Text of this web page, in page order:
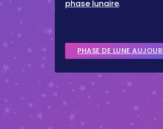
phase lunaire.
PHASE DE LUNE